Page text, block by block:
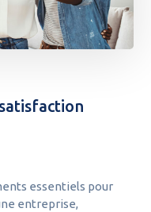
essentiels pour
entreprise,